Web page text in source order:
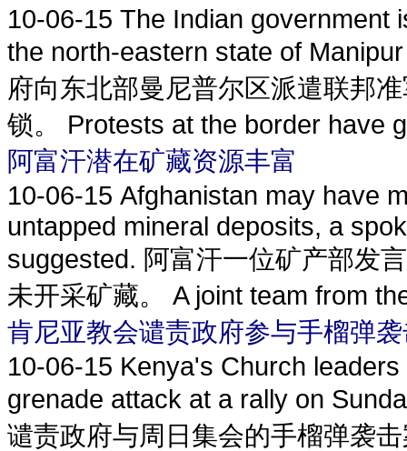
10-06-15 The Indian government
the north-eastern state of
府向东北部曼尼普尔区派遣联邦
锁。 Protests at the border have
阿富汗潜在矿藏资源丰富
10-06-15 Afghanistan may have
untapped mineral deposits, a
suggested. 阿富汗一位矿产部发
未开采矿藏。 A joint team from
肯尼亚教会谴责政府参与手榴弹
10-06-15 Kenya's Church
grenade attack at a rally on
谴责政府与周日集会的手榴弹袭